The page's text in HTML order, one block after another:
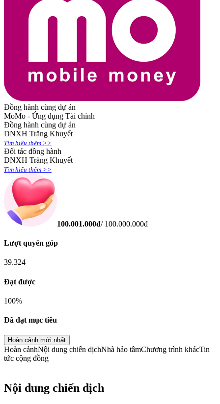
Đồng hành cùng dự án
MoMo - Ứng dụng Tài chính
Đồng hành cùng dự án
DNXH Trăng Khuyết
Tìm hiểu thêm >>
Đối tác đồng hành
DNXH Trăng Khuyết
Tìm hiểu thêm >>
100.001.000đ/ 100.000.000đ
Lượt quyên góp
39.324
Đạt được
100%
Đã đạt mục tiêu
Hoàn cảnh mới nhất
Hoàn cảnhNội dung chiến dịchNhà hảo tâmChương trình khácTin
tức cộng đồng
Nội dung chiến dịch